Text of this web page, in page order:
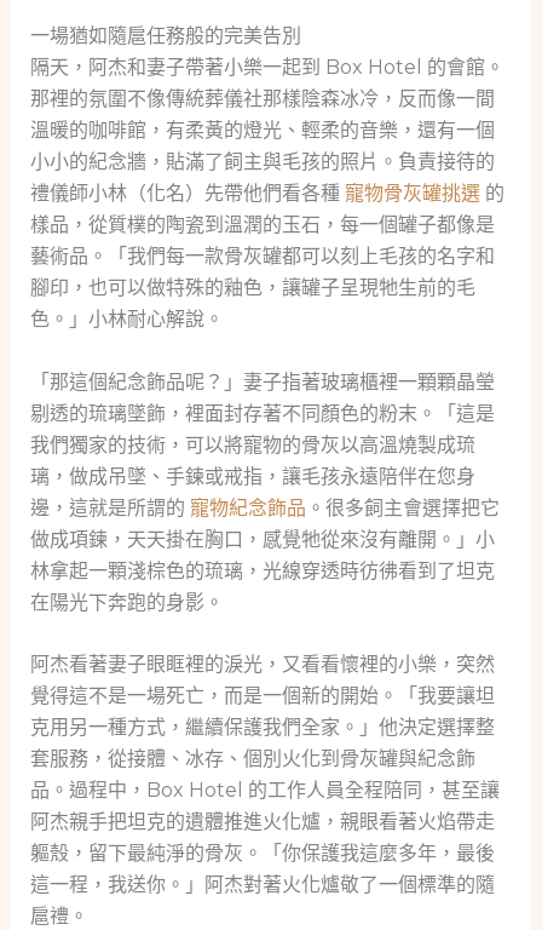
一場猶如隨扈任務般的完美告別
隔天，阿杰和妻子帶著小樂一起到 Box Hotel 的會館。
那裡的氛圍不像傳統葬儀社那樣陰森冰冷，反而像一間
溫暖的咖啡館，有柔黃的燈光、輕柔的音樂，還有一個
小小的紀念牆，貼滿了飼主與毛孩的照片。負責接待的
禮儀師小林（化名）先帶他們看各種 寵物骨灰罐挑選的
樣品，從質樸的陶瓷到溫潤的玉石，每一個罐子都像是
藝術品。「我們每一款骨灰罐都可以刻上毛孩的名字和
腳印，也可以做特殊的釉色，讓罐子呈現牠生前的毛
色。」小林耐心解說。
「那這個紀念飾品呢？」妻子指著玻璃櫃裡一顆顆晶瑩
剔透的琉璃墜飾，裡面封存著不同顏色的粉末。「這是
我們獨家的技術，可以將寵物的骨灰以高溫燒製成琉
璃，做成吊墜、手鍊或戒指，讓毛孩永遠陪伴在您身
邊，這就是所謂的 寵物紀念飾品 。很多飼主會選擇把它
做成項鍊，天天掛在胸口，感覺牠從來沒有離開。」小
林拿起一顆淺棕色的琉璃，光線穿透時彷彿看到了坦克
在陽光下奔跑的身影。
阿杰看著妻子眼眶裡的淚光，又看看懷裡的小樂，突然
覺得這不是一場死亡，而是一個新的開始。「我要讓坦
克用另一種方式，繼續保護我們全家。」他決定選擇整
套服務，從接體、冰存、個別火化到骨灰罐與紀念飾
品。過程中，Box Hotel 的工作人員全程陪同，甚至讓
阿杰親手把坦克的遺體推進火化爐，親眼看著火焰帶走
軀殼，留下最純淨的骨灰。「你保護我這麼多年，最後
這一程，我送你。」阿杰對著火化爐敬了一個標準的隨
扈禮。